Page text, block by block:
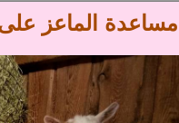
مساعدة الماعز